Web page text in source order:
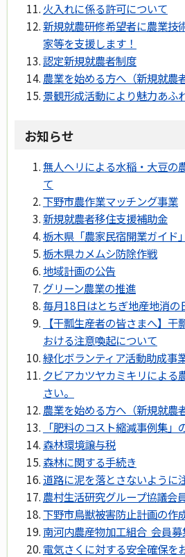
火入れに係る許可について
新規就農研修希望者に農業技
家等を支援します！
認定新規就農者制度
農業を始める方へ（新規就農
景観形成活動により魅力あふ
お知らせ
無人ヘリによる水稲・大豆の
て
下野市農作業マッチング事業
新規就農者移住支援補助金
栃木県「農家民宿開業ガイド」
栃木県カメムシ防除作戦
地域計画の公告
グリーン農業の推進
毎月18日はとちぎ地産地消の
【干瓢生産者の皆さまへ】
おける注意喚起について
緑化ボランティア活動助成事
クビアカツヤカミキリによる
さい。
農業を始める方へ（新規就農
「肥料のコスト縮減事例集」
森林環境譲与税
森林に関する手続き
道路に泥を落とさないように
農村生活研究グループ協議会
下野市鳥獣被害防止計画の作
南河内農産物加工組合 会員募
電気さくに対する安全確保を